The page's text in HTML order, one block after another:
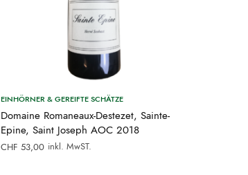
EINHÖRNER & GEREIFTE SCHÄTZE
Domaine Romaneaux-Destezet, Sainte-
Epine, Saint Joseph AOC 2018
CHF 53,00 inkl. MwST.